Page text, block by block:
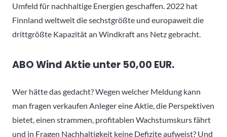
Umfeld für nachhaltige Energien geschaffen. 2022 hat
Finnland weltweit die sechstgrößte und europaweit die
drittgrößte Kapazität an Windkraft ans Netz gebracht.
ABO Wind Aktie unter 50,00 EUR.
Wer hätte das gedacht? Wegen welcher Meldung kann
man fragen verkaufen Anleger eine Aktie, die Perspektiven
bietet, einen strammen, profitablen Wachstumskurs fährt
und in Fragen Nachhaltigkeit keine Defizite aufweist? Und